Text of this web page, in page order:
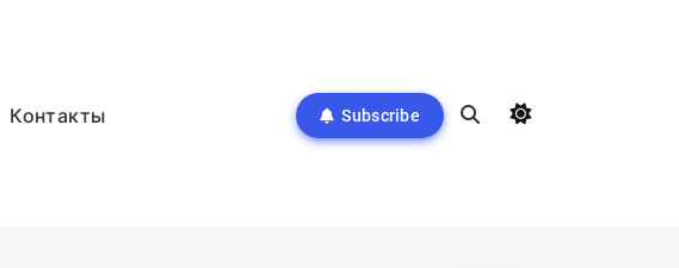
Контакты Subscribe